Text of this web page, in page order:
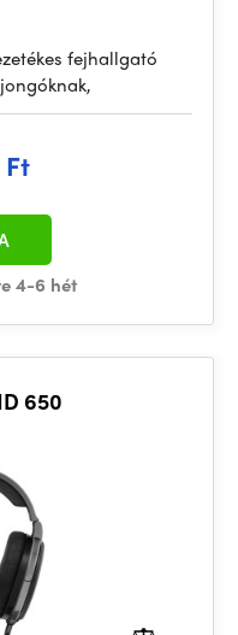
fejhallgató
4-6 hét
650